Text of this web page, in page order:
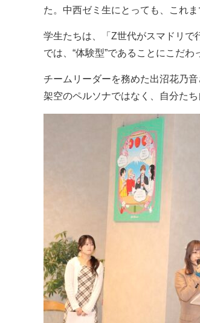
た。中西ゼミ生にとっても、これ
学生たちは、「Z世代がスマドリで
では、“体験型”であることにこだわ
チームリーダーを務めた出沼花乃
架空のペルソナではなく、自分た